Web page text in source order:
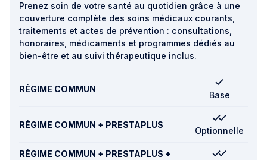
Prenez soin de votre santé au quotidien grâce à une
couverture complète des soins médicaux courants,
traitements et actes de prévention : consultations,
honoraires, médicaments et programmes dédiés au
bien-être et au suivi thérapeutique inclus.
RÉGIME COMMUN
Base
RÉGIME COMMUN + PRESTAPLUS
Optionnelle
RÉGIME COMMUN + PRESTAPLUS +